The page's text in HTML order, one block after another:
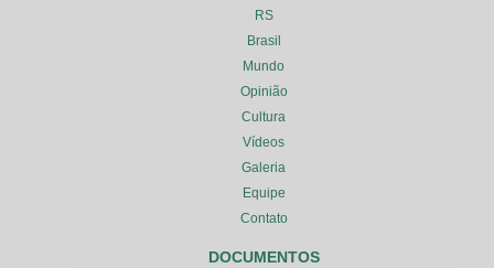
RS
Brasil
Mundo
Opinião
Cultura
Vídeos
Galeria
Equipe
Contato
DOCUMENTOS